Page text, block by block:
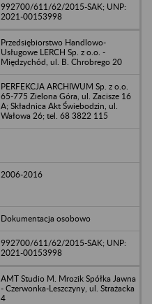
992700/611/62/2015-SAK; UNP:
2021-00153998
Przedsiębiorstwo Handlowo-
Usługowe LERCH Sp. z o.o. -
Międzychód, ul. B. Chrobrego 20
PERFEKCJA ARCHIWUM Sp. z o.o.
65-775 Zielona Góra, ul. Zacisze 16
A; Składnica Akt Świebodzin, ul.
Wałowa 26; tel. 68 3822 115
2006-2016
Dokumentacja osobowo
992700/611/62/2015-SAK; UNP:
2021-00153998
AMT Studio M. Mrozik Spółka Jawna
- Czerwonka-Leszczyny, ul. Strażacka
4